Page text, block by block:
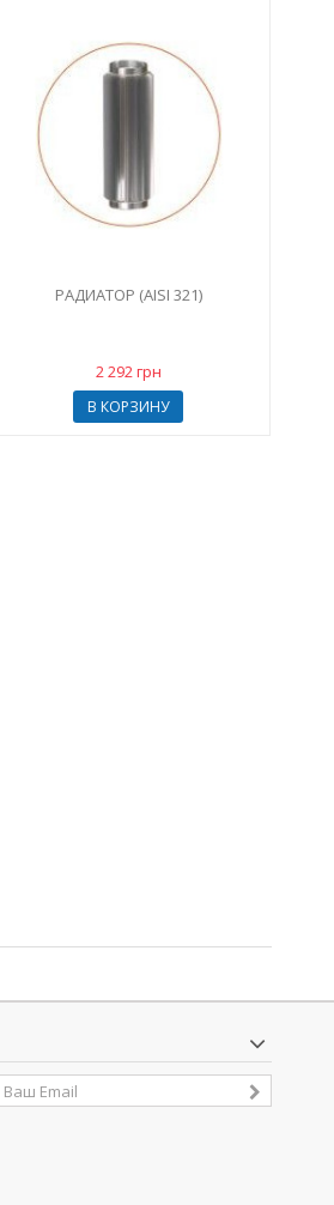
РАДИАТОР (AISI 321)
2 292 грн
В КОРЗИНУ